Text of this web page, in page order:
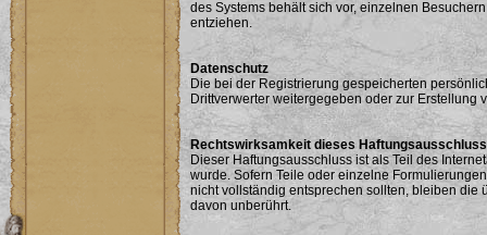
des Systems behält sich vor, einzelnen
entziehen.
Datenschutz
Die bei der Registrierung gespeicherten
Drittverwerter weitergegeben oder zur Erstellung
Rechtswirksamkeit dieses
Dieser Haftungsausschluss ist als Teil des
wurde. Sofern Teile oder einzelne
nicht vollständig entsprechen sollten, bleiben die
davon unberührt.